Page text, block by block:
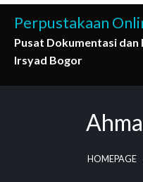
Skip
content
Perpustakaan
Pusat Dokumentasi dan
Irsyad Bogor
HOMEPAGE